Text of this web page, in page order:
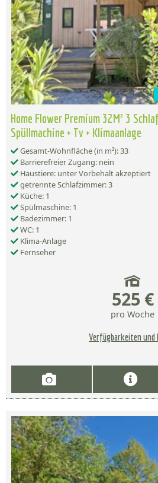
Home Flower Premium 32M² 3
Spüllmachine + Tv + Klimaanlage
Gesamt-Wohnfläche (in m²): 33
Barrierefreier Zugang: nein
Haustiere: unter Vorbehalt akzeptiert
getrennte Schlafzimmer: 3
Küche: 1
Spülmaschine: 1
Badezimmer: 1
WC: 1
Klima-Anlage
Fernseher
525 €
pro Woche
Verfügbarkeiten und